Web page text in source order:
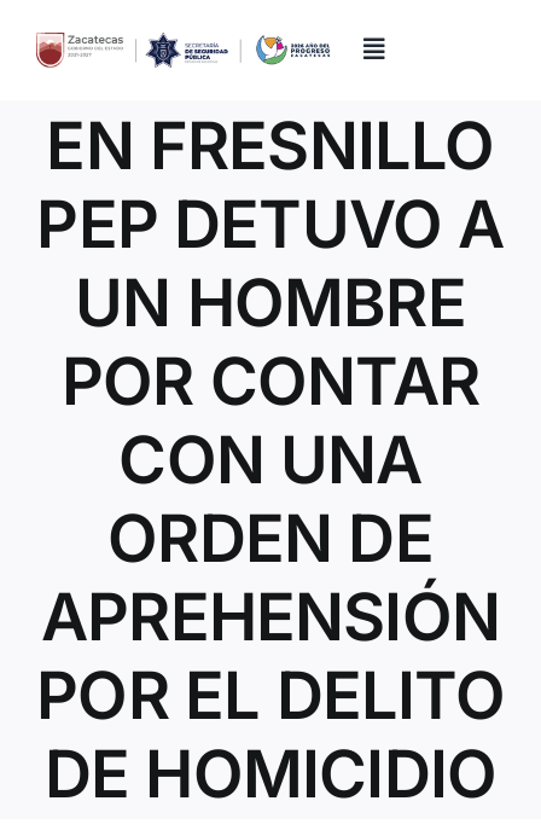
content
Toggle
Inicio
Directorio
Quiénes Somos
Trámites y Servicios
Transparencia
EN FRESNILLO
PEP DETUVO A
UN HOMBRE
POR CONTAR
CON UNA
ORDEN DE
APREHENSIÓN
POR EL DELITO
DE HOMICIDIO